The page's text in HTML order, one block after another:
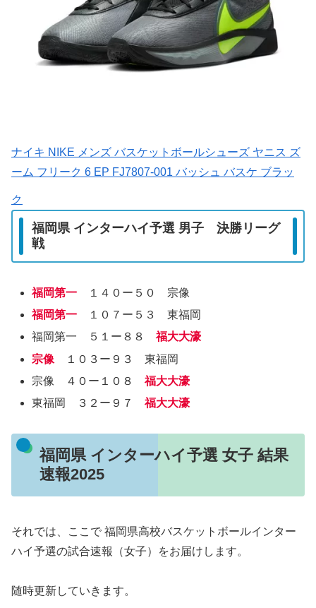
ナイキ NIKE メンズ バスケットボールシューズ ヤニス ズ
ーム フリーク 6 EP FJ7807-001 バッシュ バスケ ブラッ
ク
福岡県 インターハイ予選 男子 決勝リーグ
戦
福岡第一 １４０ー５０ 宗像
福岡第一 １０７ー５３ 東福岡
福岡第一 ５１ー８８福大大濠
宗像 １０３ー９３ 東福岡
宗像 ４０ー１０８福大大濠
東福岡 ３２ー９７福大大濠
福岡県 インターハイ予選 女子 結果
速報2025
それでは、ここで 福岡県高校バスケットボールインター
ハイ予選の試合速報（女子）をお届けします。
随時更新していきます。